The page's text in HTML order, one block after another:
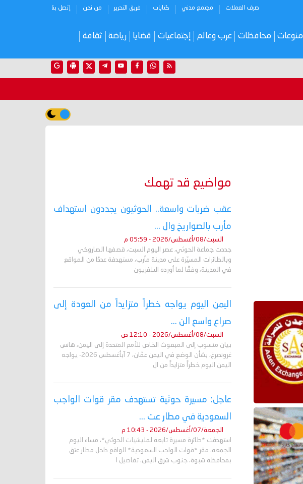
صرف العملات مجتمع مدني كتابات فريق التحرير من نحن إتصل بنا
منوعات محافظات عرب وعالم إجتماعيات قضايا رياضة ثقافة
مواضيع قد تهمك
عقب ضربات واسعة.. الحوثيون يجددون استهداف
مأرب بالصواريخ وال ...
السبت/08/أغسطس/2026 - 05:59 م
جددت جماعة الحوثي، عصر اليوم السبت، قصفها الصاروخي
وبالطائرات المسيّرة على مدينة مأرب، مستهدفة عددًا من المواقع
في المدينة، وفقًا لما أورده التلفزيون
اليمن اليوم يواجه خطراً متزايداً من العودة إلى
صراع واسع الن ...
السبت/08/أغسطس/2026 - 12:10 ص
بيان منسوب إلى المبعوث الخاص للأمم المتحدة إلى اليمن، هانس
غروندبرغ، بشأن الوضع في اليمن عمّان، 7 آبأغسطس 2026- يواجه
اليمن اليوم خطراً متزايداً من ال
عاجل: مسيرة حوثية تستهدف مقر قوات الواجب
السعودية في مطار عت ...
الجمعة/07/أغسطس/2026 - 10:43 م
استهدفت *طائرة مسيرة تابعة لمليشيات الحوثي*، مساء اليوم
الجمعة، مقر *قوات الواجب السعودية* الواقع داخل مطار عتق
بمحافظة شبوة، جنوب شرق اليمن. تفاصيل ا